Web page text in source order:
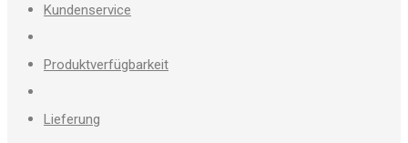
Kundenservice
Produktverfügbarkeit
Lieferung